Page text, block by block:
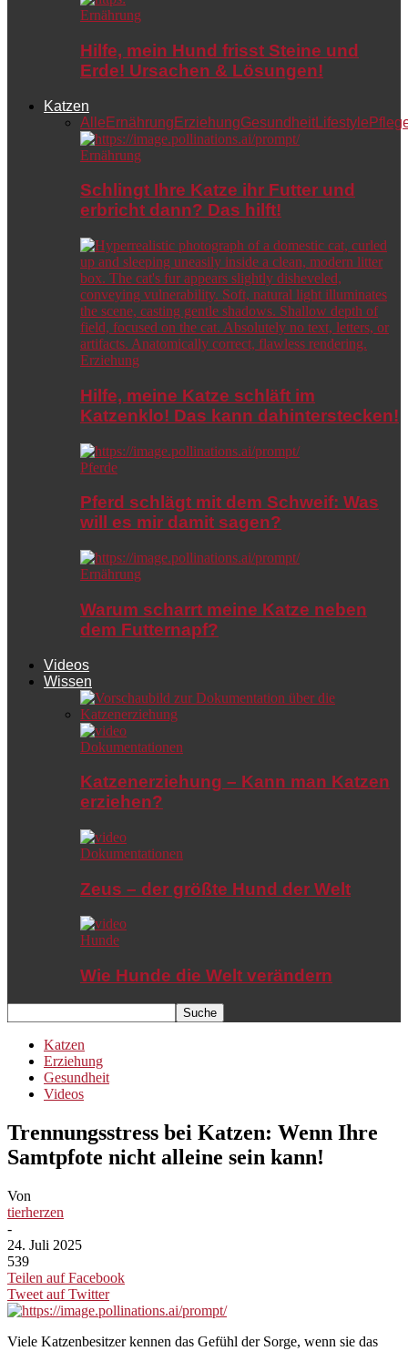
Ernährung
Hilfe, mein Hund frisst Steine und
Erde! Ursachen & Lösungen!
Katzen
Alle Ernährung ErziehungGesundheitLifestyle
Ernährung
Schlingt Ihre Katze ihr Futter und
erbricht dann? Das hilft!
Erziehung
Hilfe, meine Katze schläft im
Katzenklo! Das kann dahinterstecken!
Pferde
Pferd schlägt mit dem Schweif: Was
will es mir damit sagen?
Ernährung
Warum scharrt meine Katze neben
dem Futternapf?
Videos
Wissen
Dokumentationen
Katzenerziehung – Kann man Katzen
erziehen?
Dokumentationen
Zeus – der größte Hund der Welt
Hunde
Wie Hunde die Welt verändern
Katzen
Erziehung
Gesundheit
Videos
Trennungsstress bei Katzen: Wenn Ihre
Samtpfote nicht alleine sein kann!
Von
tierherzen
-
24. Juli 2025
539
Teilen auf Facebook
Tweet auf Twitter
Viele Katzenbesitzer kennen das Gefühl der Sorge, wenn sie das